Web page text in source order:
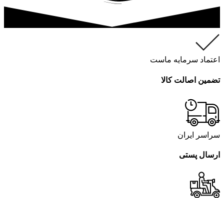
اعتماد سرمایه ماست
تضمین اصالت کالا
سراسر ایران
ارسال پستی